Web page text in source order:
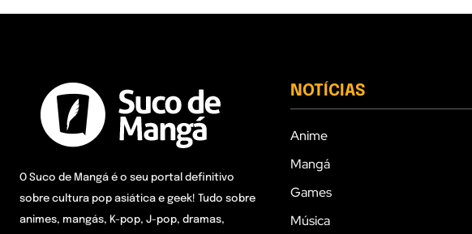
O Suco de Mangá é o seu portal definitivo
sobre cultura pop asiática e geek! Tudo sobre
animes, mangás, K-pop, J-pop, dramas,
NOTÍCIAS
Anime
Mangá
Games
Música